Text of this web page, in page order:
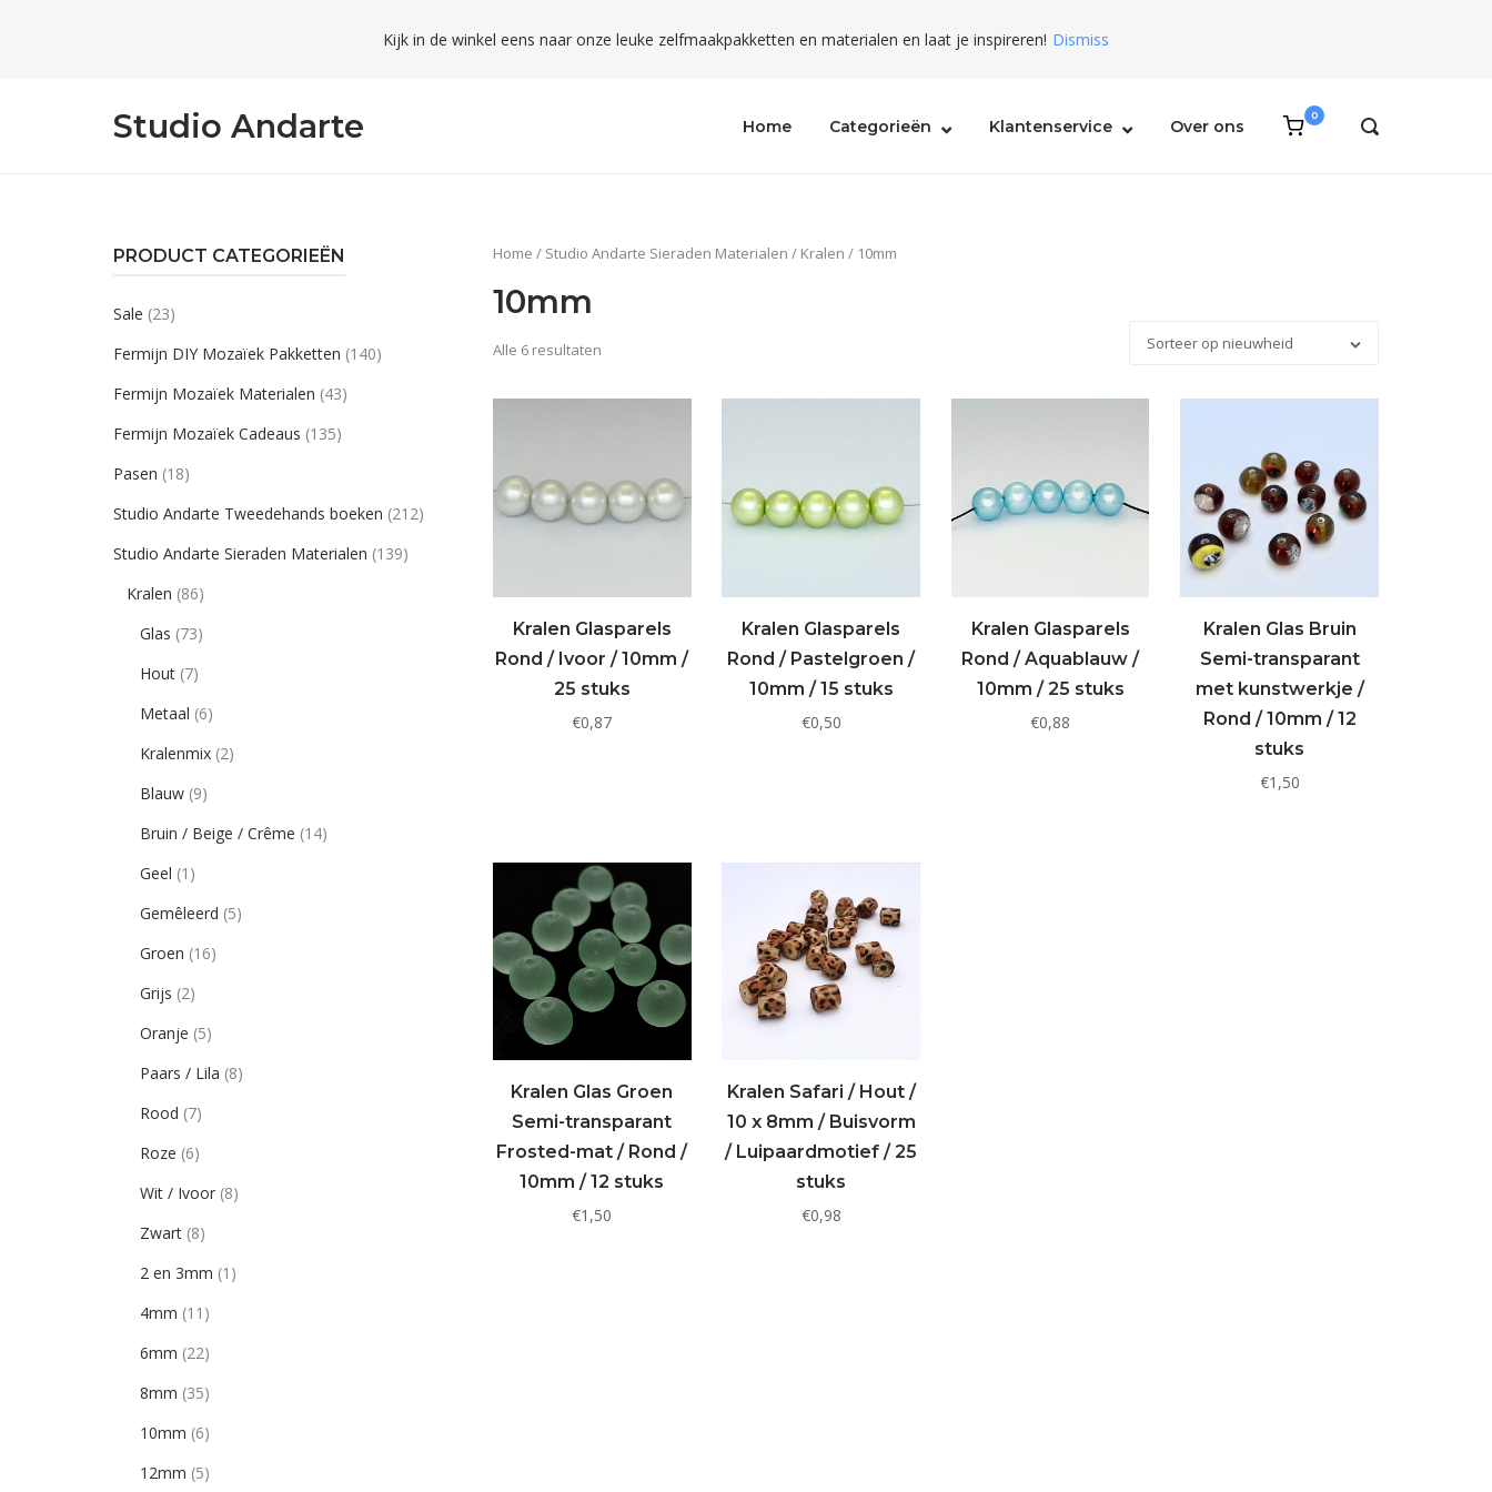
Kijk in de winkel eens naar onze leuke zelfmaakpakketten en materialen en laat je inspireren! Dismiss
Studio Andarte Home Categorieën Klantenservice Over ons
View
0
OPEN
Home / Studio Andarte Sieraden Materialen / Kralen / 10mm
10mm
Alle 6 resultaten Sorteer op nieuwheid
Kralen Glasparels
Rond / Ivoor / 10mm /
25 stuks
€0,87
Kralen Glasparels
Rond / Pastelgroen /
10mm / 15 stuks
€0,50
Kralen Glasparels
Rond / Aquablauw /
10mm / 25 stuks
€0,88
Kralen Glas Bruin
Semi-transparant
met kunstwerkje /
Rond / 10mm / 12
stuks
€1,50
Kralen Glas Groen
Semi-transparant
Frosted-mat / Rond /
10mm / 12 stuks
€1,50
Kralen Safari / Hout /
10 x 8mm / Buisvorm
/ Luipaardmotief / 25
stuks
€0,98
PRODUCT CATEGORIEËN
Sale (23)
Fermijn DIY Mozaïek Pakketten (140)
Fermijn Mozaïek Materialen (43)
Fermijn Mozaïek Cadeaus (135)
Pasen (18)
Studio Andarte Tweedehands boeken (212)
Studio Andarte Sieraden Materialen (139)
Kralen (86)
Glas (73)
Hout (7)
Metaal (6)
Kralenmix (2)
Blauw (9)
Bruin / Beige / Crême (14)
Geel (1)
Gemêleerd (5)
Groen (16)
Grijs (2)
Oranje (5)
Paars / Lila (8)
Rood (7)
Roze (6)
Wit / Ivoor (8)
Zwart (8)
2 en 3mm (1)
4mm (11)
6mm (22)
8mm (35)
10mm (6)
12mm (5)